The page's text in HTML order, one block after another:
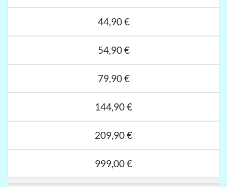
44,90 €
54,90 €
79,90 €
144,90 €
209,90 €
999,00 €